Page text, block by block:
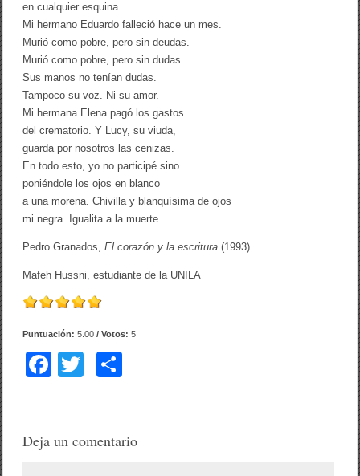
en cualquier esquina.
Mi hermano Eduardo falleció hace un mes.
Murió como pobre, pero sin deudas.
Murió como pobre, pero sin dudas.
Sus manos no tenían dudas.
Tampoco su voz. Ni su amor.
Mi hermana Elena pagó los gastos
del crematorio. Y Lucy, su viuda,
guarda por nosotros las cenizas.
En todo esto, yo no participé sino
poniéndole los ojos en blanco
a una morena. Chivilla y blanquísima de ojos
mi negra. Igualita a la muerte.
Pedro Granados,El corazón y la escritura (1993)
Mafeh Hussni, estudiante de la UNILA
Puntuación:5.00 / Votos:5
F
e
er p
Deja un comentario